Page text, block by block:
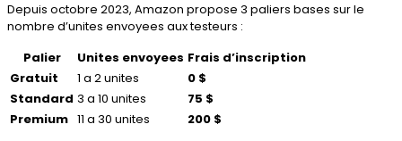
Depuis octobre 2023, Amazon propose 3 paliers bases sur le
nombre d’unites envoyees aux testeurs :
Palier
Unites envoyees Frais d’inscription
Gratuit
1 a 2 unites
0 $
Standard 3 a 10 unites
75 $
Premium 11 a 30 unites
200 $